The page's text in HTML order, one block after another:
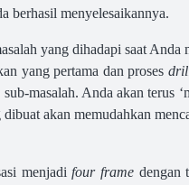
berhasil menyelesaikannya.
yang dihadapi saat Anda
yang pertama dan proses
masalah. Anda akan terus
akan memudahkan
menjadifour frame dengan